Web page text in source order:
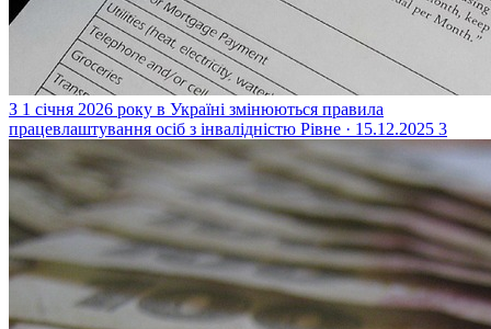
З 1 січня 2026 року в Україні змінюються правила
працевлаштування осіб з інвалідністю Рівне · 15.12.2025 3